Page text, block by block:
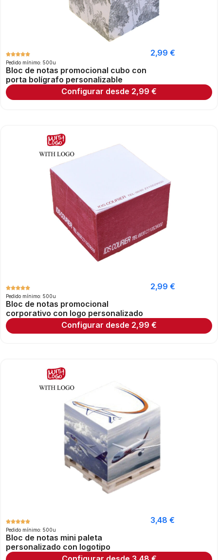
Pedido mínimo: 500u
Bloc de notas promocional cubo con
porta bolígrafo personalizable
2,99 €
Configurar desde 2,99 €
Pedido mínimo: 500u
Bloc de notas promocional
corporativo con logo personalizado
2,99 €
Configurar desde 2,99 €
Pedido mínimo: 500u
Bloc de notas mini paleta
personalizado con logotipo
3,48 €